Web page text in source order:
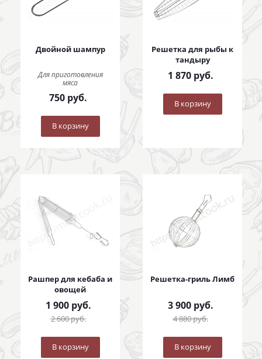
Двойной шампур
Для приготовления
мяса
750 руб.
В корзину
Решетка для рыбы к
тандыру
1 870руб.
В корзину
Рашпер для кебаба и
овощей
1 900руб.
2 600руб.
В корзину
Решетка-гриль Лимб
3 900руб.
4 880руб.
В корзину